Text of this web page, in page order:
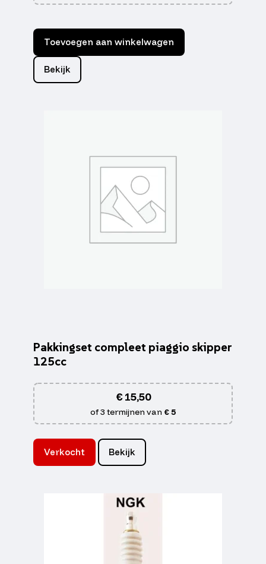
Toevoegen aan winkelwagen
Bekijk
Pakkingset compleet piaggio skipper
125cc
€15,50
of 3 termijnen van € 5
Verkocht Bekijk